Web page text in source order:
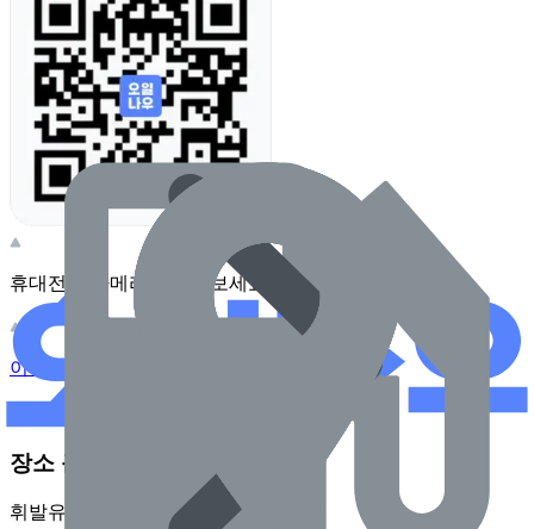
휴대전화 카메라로 찍어보세요
이 주유소의 사장님이신가요?
장소 근처 주유소
휘발유